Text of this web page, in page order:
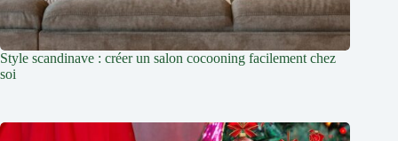
Style scandinave : créer un salon cocooning facilement chez
soi